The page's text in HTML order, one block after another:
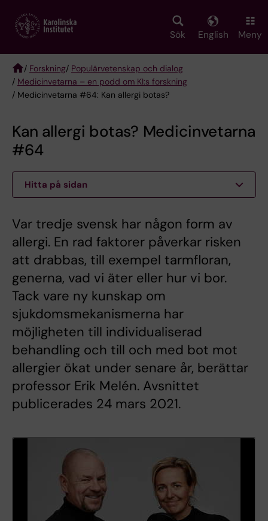
main
Sök English Meny
Breadcrumb
/ Forskning/ Populärvetenskap och dialog
/ Medicinvetarna – en podd om KI:s forskning
/ Medicinvetarna #64: Kan allergi botas?
Kan allergi botas? Medicinvetarna
#64
Hitta på sidan
Var tredje svensk har någon form av
allergi. En rad faktorer påverkar risken
att drabbas, till exempel tarmfloran,
generna, vad vi äter eller hur vi bor.
Tack vare ny kunskap om
sjukdomsmekanismerna har
möjligheten till individualiserad
behandling och till och med bot mot
allergier ökat under senare år, berättar
professor Erik Melén. Avsnittet
publicerades 24 mars 2021.